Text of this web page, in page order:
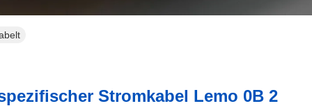
Stromkabel Lemo 0B 2